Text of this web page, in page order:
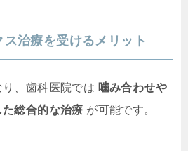
治療を受けるメリット
、歯科医院では 噛み合わせや
総合的な治療 が可能です。